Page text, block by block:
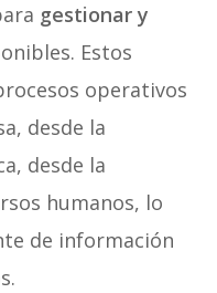
gestionar y
Estos
operativos
desde la
desde la
humanos, lo
de información